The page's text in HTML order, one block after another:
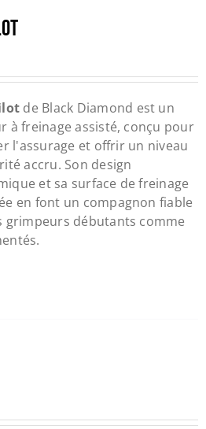
de Black Diamond est un
à freinage assisté, conçu pour
l'assurage et offrir un niveau
accru. Son design
et sa surface de freinage
en font un compagnon fiable
grimpeurs débutants comme